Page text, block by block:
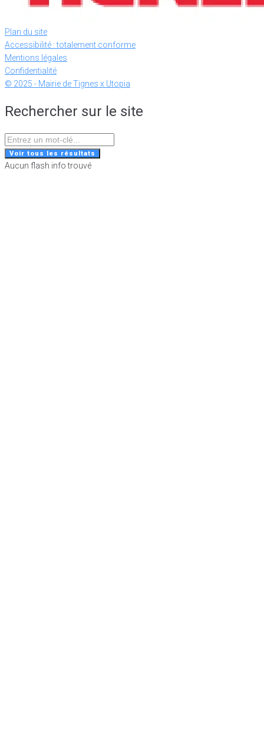
Plan du site
Accessibilité : totalement conforme
Mentions légales
Confidentialité
© 2025 - Mairie de Tignes x Utopia
Rechercher sur le site
Search
...Voir tous les résultats
Aucun flash info trouvé